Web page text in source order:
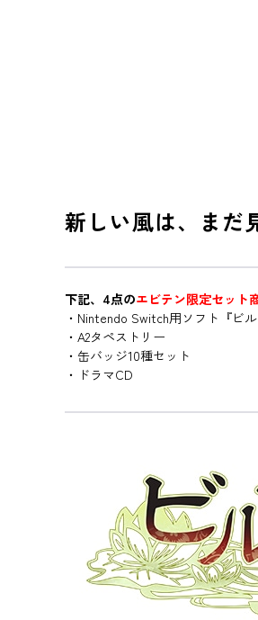
新しい風は、ま
下記、4点のエビテン限定セット
・Nintendo Switch用ソフト『ビ
・A2タペストリー
・缶バッジ10種セット
・ドラマCD